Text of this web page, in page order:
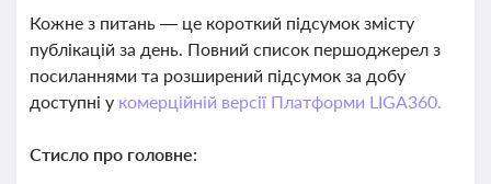
Кожне з питань — це короткий підсумок змісту
публікацій за день. Повний список першоджерел з
посиланнями та розширений підсумок за добу
доступні у комерційній версії Платформи LIGA360.
Стисло про головне: